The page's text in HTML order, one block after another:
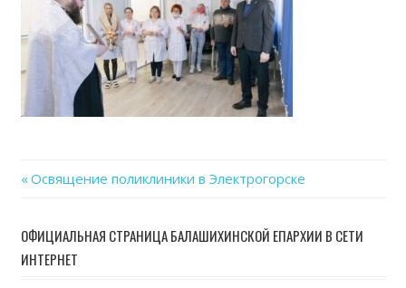
по
записям
Previous
Освящение поликлиники в Электрогорске
ОФИЦИАЛЬНАЯ СТРАНИЦА БАЛАШИХИНСКОЙ ЕПАРХИИ В СЕТИ
ИНТЕРНЕТ